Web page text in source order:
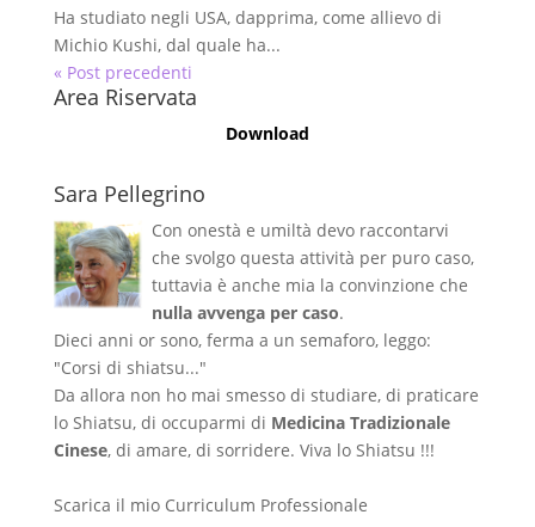
Ha studiato negli USA, dapprima, come allievo di
Michio Kushi, dal quale ha...
« Post precedenti
Area Riservata
Download
Sara Pellegrino
Con onestà e umiltà devo raccontarvi
che svolgo questa attività per puro caso,
tuttavia è anche mia la convinzione che
nulla avvenga per caso.
Dieci anni or sono, ferma a un semaforo, leggo:
"Corsi di shiatsu..."
Da allora non ho mai smesso di studiare, di praticare
lo Shiatsu, di occuparmi di Medicina Tradizionale
Cinese, di amare, di sorridere. Viva lo Shiatsu !!!
Scarica il mio Curriculum Professionale